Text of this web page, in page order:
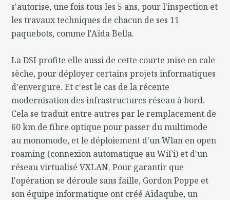
s'autorise, une fois tous les 5 ans, pour l'inspection et
les travaux techniques de chacun de ses 11
paquebots, comme l'Aïda Bella.
La DSI profite elle aussi de cette courte mise en cale
sèche, pour déployer certains projets informatiques
d'envergure. Et c'est le cas de la récente
modernisation des infrastructures réseau à bord.
Cela se traduit entre autres par le remplacement de
60 km de fibre optique pour passer du multimode
au monomode, et le déploiement d'un Wlan en open
roaming (connexion automatique au WiFi) et d'un
réseau virtualisé VXLAN. Pour garantir que
l'opération se déroule sans faille, Gordon Poppe et
son équipe informatique ont créé Aïdaqube, un